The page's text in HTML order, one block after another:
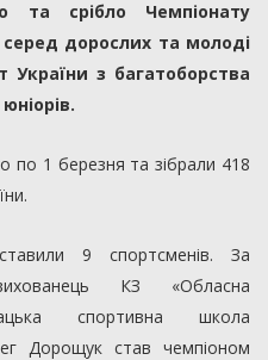
та срібло Чемпіонату
дорослих та молоді
України з багатоборства
по 1 березня та зібрали 418
9 спортсменів. За
КЗ «Обласна
спортивна школа
Дорощук став чемпіоном